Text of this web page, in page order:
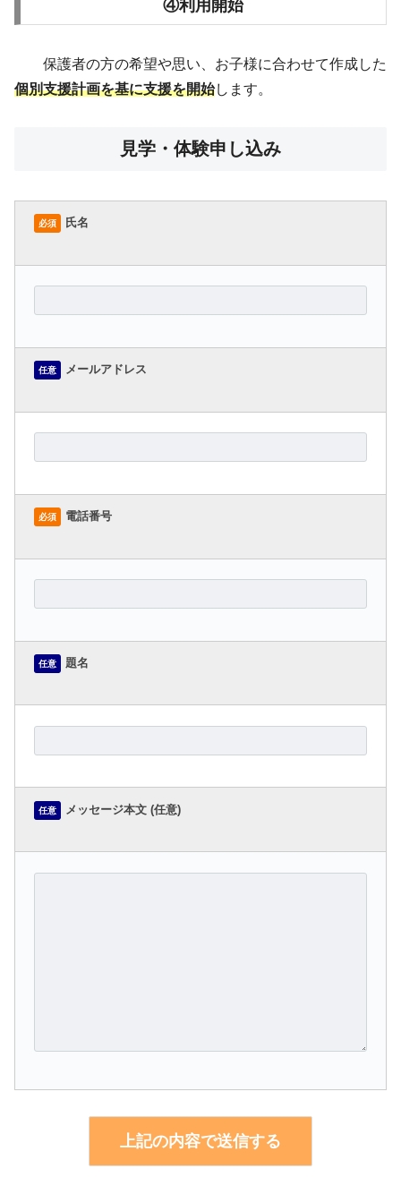
④利用開始
保護者の方の希望や思い、お子様に合わせて作成した
個別支援計画を基に支援を開始します。
見学・体験申し込み
必須 氏名
任意 メールアドレス
必須 電話番号
任意 題名
任意 メッセージ本文 (任意)